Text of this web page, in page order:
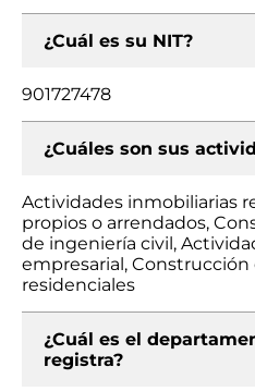
¿Cuál es su NIT?
901727478
¿Cuáles son sus
Actividades inmobiliarias
propios o arrendados,
de ingeniería civil,
empresarial,
residenciales
¿Cuál es el
registra?